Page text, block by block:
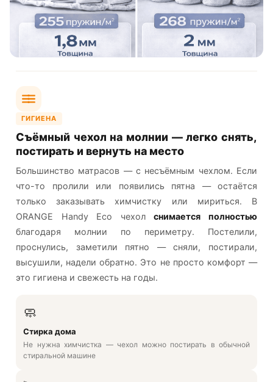
ГИГИЕНА
Съёмный чехол на молнии — легко снять,
постирать и вернуть на место
Большинство матрасов — с несъёмным чехлом. Если
что-то пролили или появились пятна — остаётся
только заказывать химчистку или мириться. В
ORANGE Handy Eco чехолснимается полностью
благодаря молнии по периметру. Постелили,
проснулись, заметили пятно — сняли, постирали,
высушили, надели обратно. Это не просто комфорт —
это гигиена и свежесть на годы.
🧼
Стирка дома
Не нужна химчистка — чехол можно постирать в обычной
стиральной машине